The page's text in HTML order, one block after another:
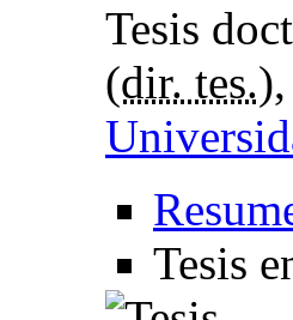
Tesis
(dir. tes.),
Tesis